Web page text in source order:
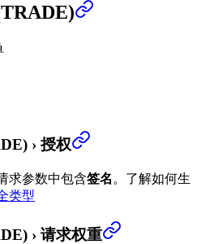
› 授权
求参数中包含签名 。 了解如何生
类型
› 请求权重